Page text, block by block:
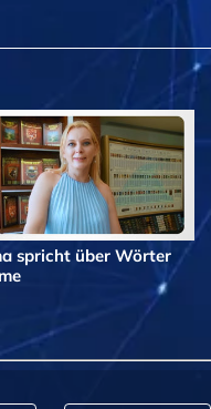
spricht über Wörter